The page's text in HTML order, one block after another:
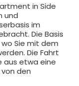
in Side
und
im
Die Basis
Sie mit dem
Die Fahrt
aus etwa eine
den